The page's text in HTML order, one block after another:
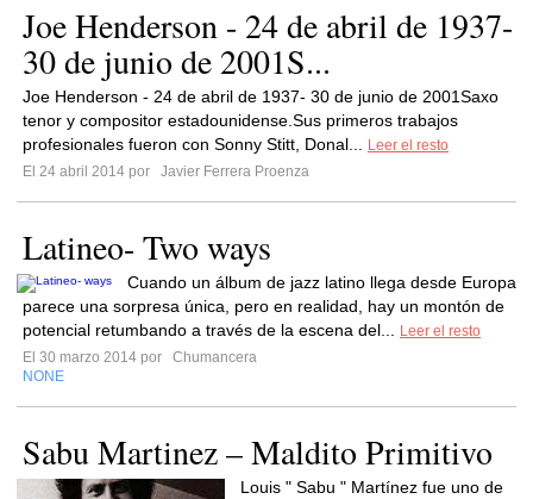
Joe Henderson - 24 de abril de 1937-
30 de junio de 2001S...
Joe Henderson - 24 de abril de 1937- 30 de junio de 2001Saxo
tenor y compositor estadounidense.Sus primeros trabajos
profesionales fueron con Sonny Stitt, Donal...
Leer el resto
El 24 abril 2014 por
Javier Ferrera Proenza
Latineo- Two ways
Cuando un álbum de jazz latino llega desde Europa
parece una sorpresa única, pero en realidad, hay un montón de
potencial retumbando a través de la escena del...
Leer el resto
El 30 marzo 2014 por
Chumancera
NONE
Sabu Martinez – Maldito Primitivo
Louis " Sabu " Martínez fue uno de